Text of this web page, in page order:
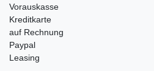
Vorauskasse
Kreditkarte
auf Rechnung
Paypal
Leasing